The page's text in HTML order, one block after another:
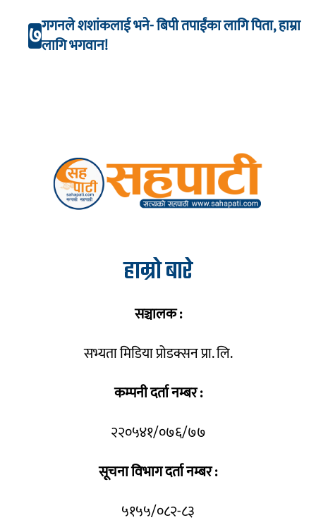
७गगनले शशांकलाई भने- बिपी तपाईंका लागि पिता, हाम्रा
लागि भगवान!
हाम्रो बारे
सञ्चालक :
सभ्यता मिडिया प्रोडक्सन प्रा. लि.
कम्पनी दर्ता नम्बर :
२२०५४१/०७६/७७
सूचना विभाग दर्ता नम्बर :
५१५५/०८२-८३